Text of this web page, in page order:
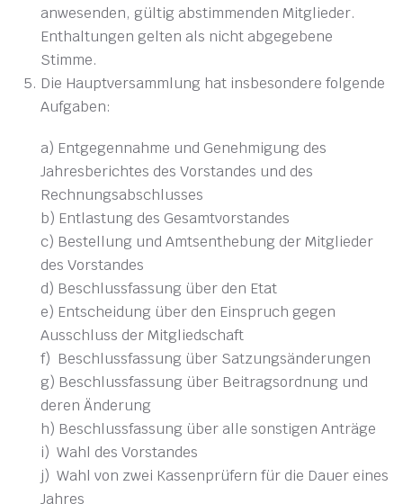
anwesenden, gültig abstimmenden Mitglieder.
Enthaltungen gelten als nicht abgegebene
Stimme.
Die Hauptversammlung hat insbesondere folgende
Aufgaben:
a) Entgegennahme und Genehmigung des
Jahresberichtes des Vorstandes und des
Rechnungsabschlusses
b) Entlastung des Gesamtvorstandes
c) Bestellung und Amtsenthebung der Mitglieder
des Vorstandes
d) Beschlussfassung über den Etat
e) Entscheidung über den Einspruch gegen
Ausschluss der Mitgliedschaft
f) Beschlussfassung über Satzungsänderungen
g) Beschlussfassung über Beitragsordnung und
deren Änderung
h) Beschlussfassung über alle sonstigen Anträge
i) Wahl des Vorstandes
j) Wahl von zwei Kassenprüfern für die Dauer eines
Jahres